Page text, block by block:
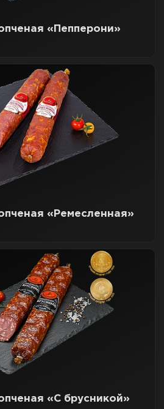
«Пепперони»
«Ремесленная»
«С брусникой»